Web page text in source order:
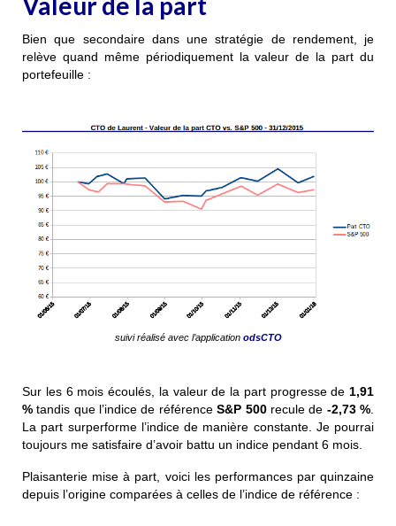
Bien que secondaire dans une stratégie de rendement, je
relève quand même périodiquement la valeur de la part du
portefeuille :
suivi réalisé avec l’application odsCTO
Sur les 6 mois écoulés, la valeur de la part progresse de 1,91
% tandis que l’indice de référenceS&P 500recule de -2,73 %
La part surperforme l’indice de manière constante. Je pourrai
toujours me satisfaire d’avoir battu un indice pendant 6 mois.
Plaisanterie mise à part, voici les performances par quinzaine
depuis l’origine comparées à celles de l’indice de référence :